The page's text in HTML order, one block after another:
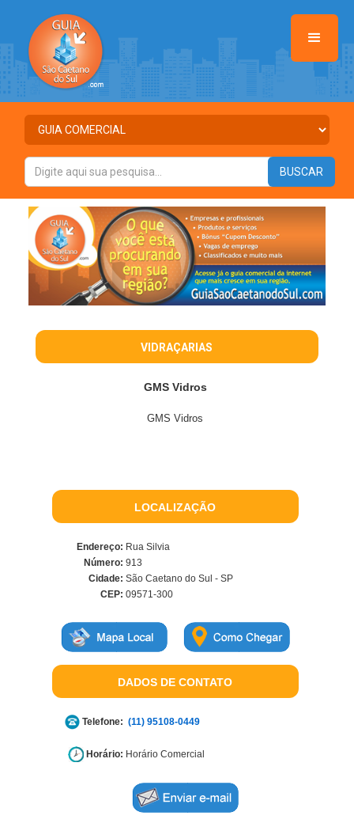
VIDRAÇARIAS
GMS Vidros
GMS Vidros
LOCALIZAÇÃO
Endereço: Rua Silvia
Número: 913
Cidade: São Caetano do Sul - SP
CEP: 09571-300
DADOS DE CONTATO
Telefone: (11) 95108-0449
Horário: Horário Comercial